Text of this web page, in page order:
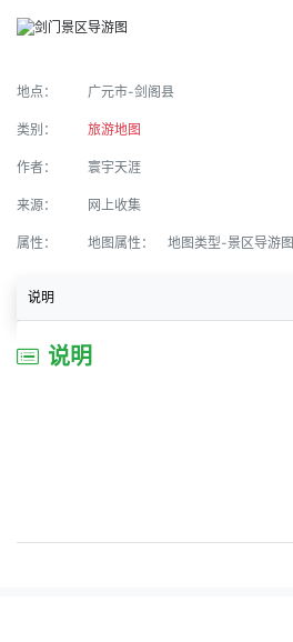
地点： 广元市-剑阁县
类别： 旅游地图
作者： 寰宇天涯
来源： 网上收集
属性： 地图属性： 地图类型-景区导游图
说明
说明